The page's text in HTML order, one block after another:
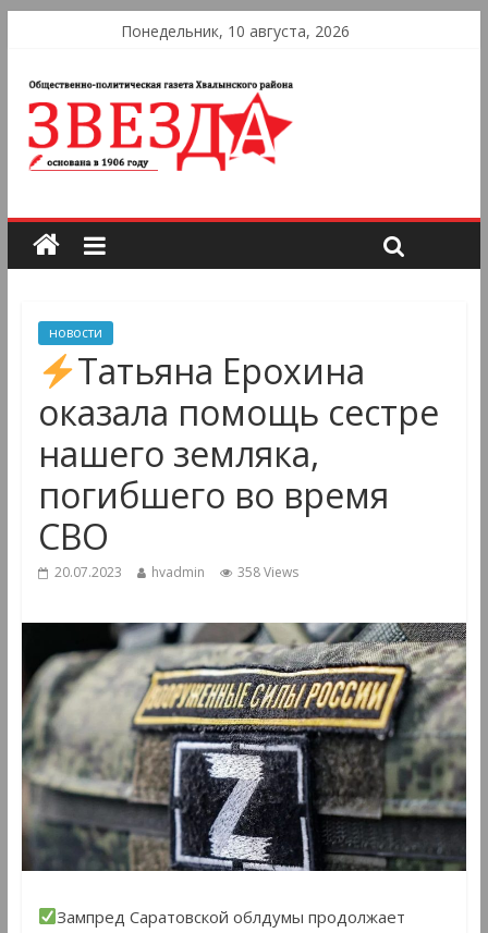
Понедельник, 10 августа, 2026
новости
Татьяна Ерохина
оказала помощь сестре
нашего земляка,
погибшего во время
СВО
20.07.2023 hvadmin 358 Views
Зампред Саратовской облдумы продолжает